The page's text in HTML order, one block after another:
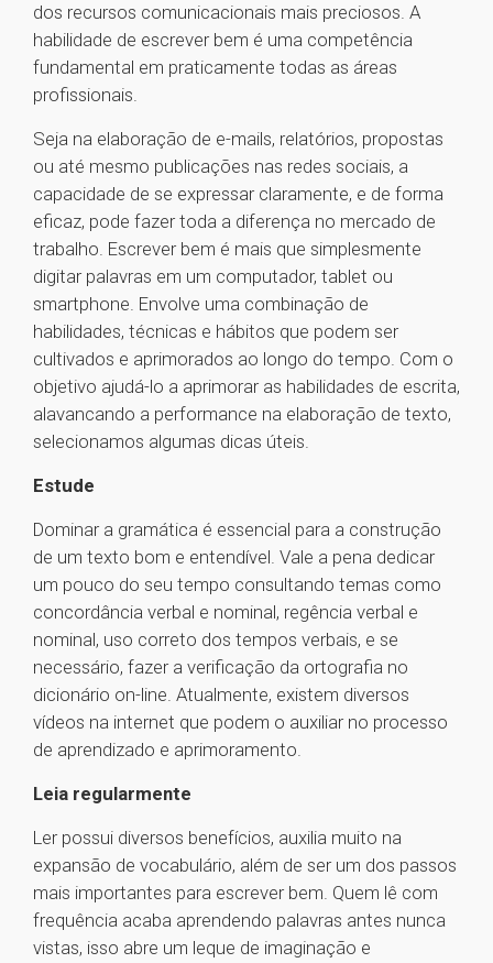
dos recursos comunicacionais mais preciosos. A
habilidade de escrever bem é uma competência
fundamental em praticamente todas as áreas
profissionais.
Seja na elaboração de e-mails, relatórios, propostas
ou até mesmo publicações nas redes sociais, a
capacidade de se expressar claramente, e de forma
eficaz, pode fazer toda a diferença no mercado de
trabalho. Escrever bem é mais que simplesmente
digitar palavras em um computador, tablet ou
smartphone. Envolve uma combinação de
habilidades, técnicas e hábitos que podem ser
cultivados e aprimorados ao longo do tempo. Com o
objetivo ajudá-lo a aprimorar as habilidades de escrita,
alavancando a performance na elaboração de texto,
selecionamos algumas dicas úteis.
Estude
Dominar a gramática é essencial para a construção
de um texto bom e entendível. Vale a pena dedicar
um pouco do seu tempo consultando temas como
concordância verbal e nominal, regência verbal e
nominal, uso correto dos tempos verbais, e se
necessário, fazer a verificação da ortografia no
dicionário on-line. Atualmente, existem diversos
vídeos na internet que podem o auxiliar no processo
de aprendizado e aprimoramento.
Leia regularmente
Ler possui diversos benefícios, auxilia muito na
expansão de vocabulário, além de ser um dos passos
mais importantes para escrever bem. Quem lê com
frequência acaba aprendendo palavras antes nunca
vistas, isso abre um leque de imaginação e